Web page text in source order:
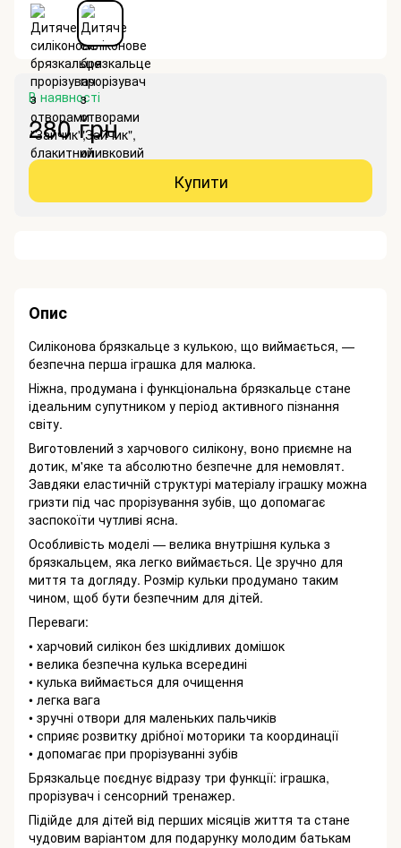
В наявності
280 грн
Купити
Опис
Силіконова брязкальце з кулькою, що виймається, —
безпечна перша іграшка для малюка.
Ніжна, продумана і функціональна брязкальце стане
ідеальним супутником у період активного пізнання
світу.
Виготовлений з харчового силікону, воно приємне на
дотик, м'яке та абсолютно безпечне для немовлят.
Завдяки еластичній структурі матеріалу іграшку можна
гризти під час прорізування зубів, що допомагає
заспокоїти чутливі ясна.
Особливість моделі — велика внутрішня кулька з
брязкальцем, яка легко виймається. Це зручно для
миття та догляду. Розмір кульки продумано таким
чином, щоб бути безпечним для дітей.
Переваги:
• харчовий силікон без шкідливих домішок
• велика безпечна кулька всередині
• кулька виймається для очищення
• легка вага
• зручні отвори для маленьких пальчиків
• сприяє розвитку дрібної моторики та координації
• допомагає при прорізуванні зубів
Брязкальце поєднує відразу три функції: іграшка,
прорізувач і сенсорний тренажер.
Підійде для дітей від перших місяців життя та стане
чудовим варіантом для подарунку молодим батькам